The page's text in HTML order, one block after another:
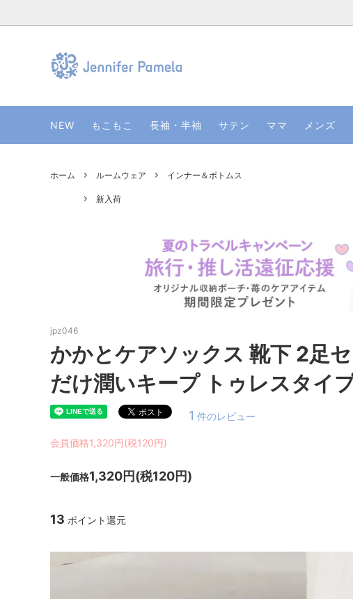
もこもこ ルームウェア ルームウェア
新入荷 275日着られる
ルームウェアのお洗濯方法 ルームウェアブ
NEW もこもこ 長袖・半袖 サテン ママ メンズ
ホーム ルームウェア インナー＆ボトムス
新入荷
jpz046
かかとケアソックス 靴下 2足
だけ潤いキープ トゥレスタイ
1 件のレビュー
会員価格1,320円(税120円)
一般価格1,320円(税120円)
13 ポイント還元